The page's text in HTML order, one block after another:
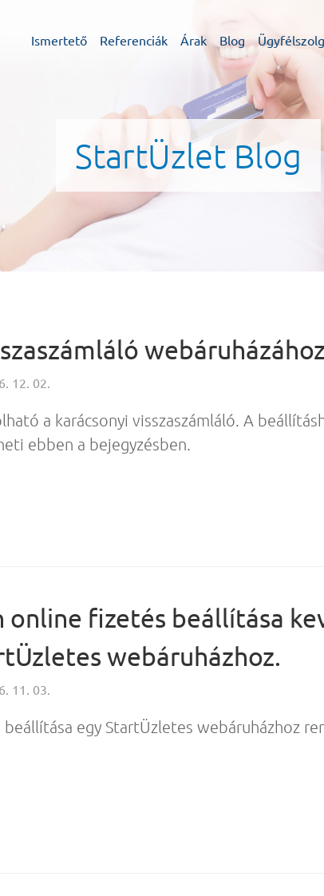
Ismertető Referenciák Árak Blog
StartÜzlet Blog
webáruházához
12. 02.
a karácsonyi visszaszámláló. A
ebben a bejegyzésben.
online fizetés beállítása
webáruházhoz.
11. 03.
egy StartÜzletes webáruházhoz